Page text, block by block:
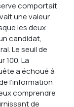
comportait
une valeur
les deux
candidat,
Le seuil de
100. La
a échoué à
l’information
comprendre
de